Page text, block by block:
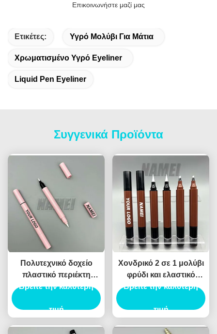
Επικοινωνήστε μαζί μας
Ετικέτες: Υγρό Μολύβι Για Μάτια
Χρωματισμένο Υγρό Eyeliner
Liquid Pen Eyeliner
Συγγενικά Προϊόντα
Πολυτεχνικό δοχείο
πλαστικό περιέκτη
μολύβι φρύδι
Eyeliner
Βρείτε την καλύτερη
τιμή
Χονδρικό 2 σε 1 μολύβι
φρύδι και ελαστικό
εξατομικεύεται
φρύδι και ελαστικό
Βρείτε την καλύτερη
τιμή